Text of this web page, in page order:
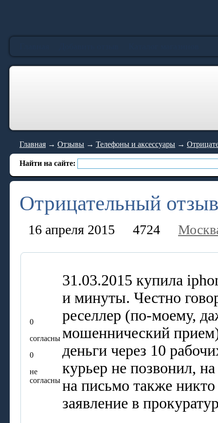
Главная → Отзывы → Телефоны и аксессуары →
Найти на сайте:
Отрицательный
16 апреля 2015 4724
0
согласны
0
не
согласны
31.03.2015 купила
и минуты. Честно
реселлер (по-моему,
мошеннический
деньги через 10
курьер не позвонил,
на письмо также никто
заявление в